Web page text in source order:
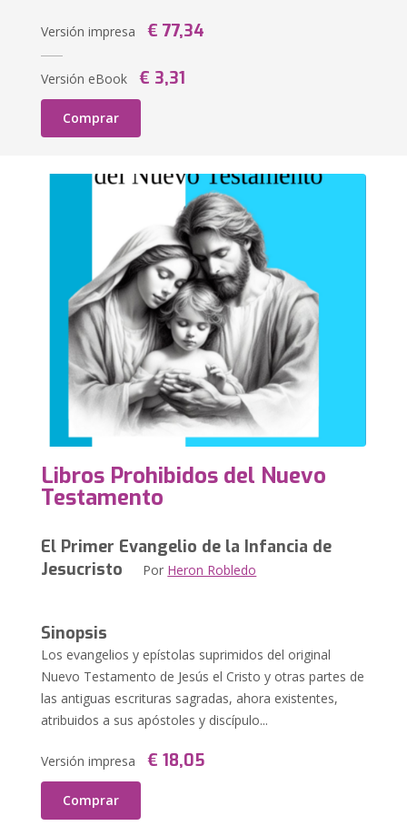
Versión impresa € 77,34
Versión eBook € 3,31
Comprar
Libros Prohibidos del Nuevo
Testamento
El Primer Evangelio de la Infancia de
Jesucristo Por Heron Robledo
Sinopsis
Los evangelios y epístolas suprimidos del original
Nuevo Testamento de Jesús el Cristo y otras partes de
las antiguas escrituras sagradas, ahora existentes,
atribuidos a sus apóstoles y discípulo...
Versión impresa € 18,05
Comprar